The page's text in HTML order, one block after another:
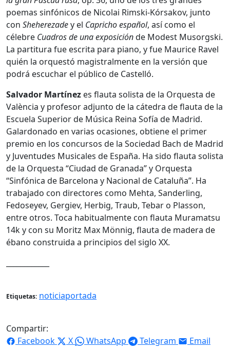
poemas sinfónicos de Nicolai Rimski-Kórsakov, junto
con Sheherezadey el Capricho español, así como el
célebre Cuadros de una exposiciónde Modest Musorgski.
La partitura fue escrita para piano, y fue Maurice Ravel
quién la orquestó magistralmente en la versión que
podrá escuchar el público de Castelló.
Salvador Martínez es flauta solista de la Orquesta de
València y profesor adjunto de la cátedra de flauta de la
Escuela Superior de Música Reina Sofía de Madrid.
Galardonado en varias ocasiones, obtiene el primer
premio en los concursos de la Sociedad Bach de Madrid
y Juventudes Musicales de España. Ha sido flauta solista
de la Orquesta “Ciudad de Granada” y Orquesta
“Sinfónica de Barcelona y Nacional de Cataluña”. Ha
trabajado con directores como Mehta, Sanderling,
Fedoseyev, Gergiev, Herbig, Traub, Tebar o Plasson,
entre otros. Toca habitualmente con flauta Muramatsu
14k y con su Moritz Max Mönnig, flauta de madera de
ébano construida a principios del siglo XX.
Etiquetas: noticiaportada
Compartir:
Facebook
X WhatsApp Telegram Email